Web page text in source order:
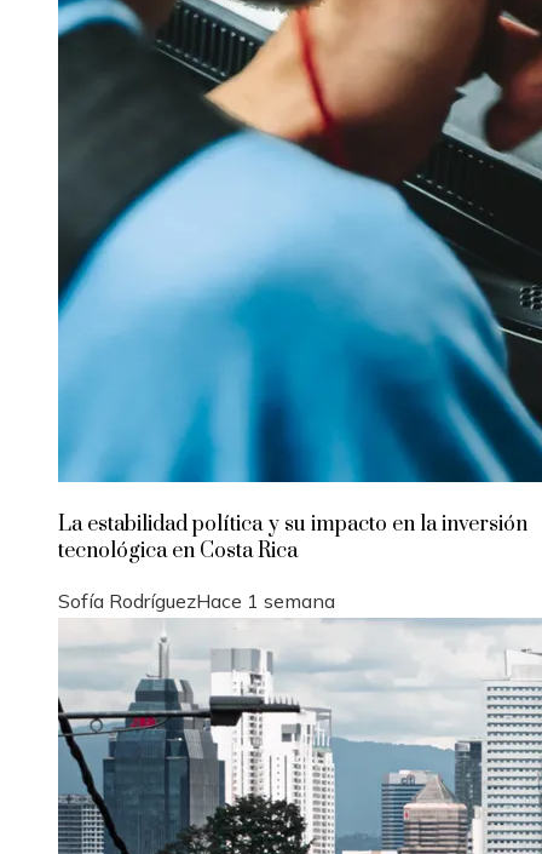
La estabilidad política y su impacto en la inversión
tecnológica en Costa Rica
Sofía RodríguezHace 1 semana